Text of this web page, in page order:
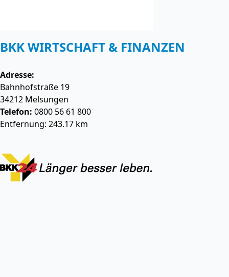
BKK WIRTSCHAFT & FINANZEN
Adresse:
Bahnhofstraße 19
34212 Melsungen
Telefon: 0800 56 61 800
Entfernung: 243.17 km